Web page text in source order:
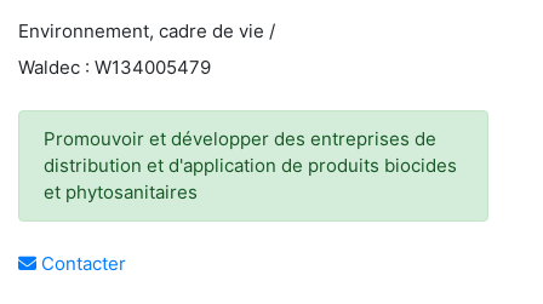
Environnement, cadre de vie /
Waldec : W134005479
Promouvoir et développer des entreprises de
distribution et d'application de produits biocides
et phytosanitaires
Contacter